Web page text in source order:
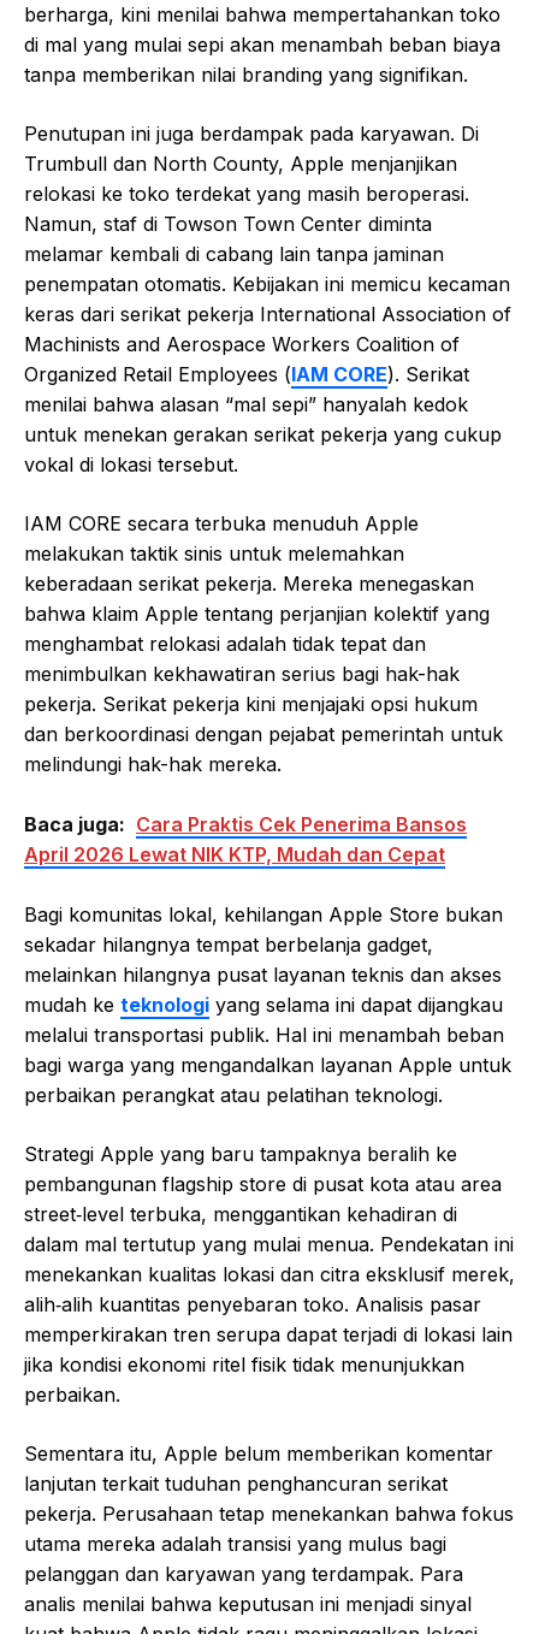
berharga, kini menilai bahwa mempertahankan toko
di mal yang mulai sepi akan menambah beban biaya
tanpa memberikan nilai branding yang signifikan.
Penutupan ini juga berdampak pada karyawan. Di
Trumbull dan North County, Apple menjanjikan
relokasi ke toko terdekat yang masih beroperasi.
Namun, staf di Towson Town Center diminta
melamar kembali di cabang lain tanpa jaminan
penempatan otomatis. Kebijakan ini memicu kecaman
keras dari serikat pekerja International Association of
Machinists and Aerospace Workers Coalition of
Organized Retail Employees (IAM CORE). Serikat
menilai bahwa alasan “mal sepi” hanyalah kedok
untuk menekan gerakan serikat pekerja yang cukup
vokal di lokasi tersebut.
IAM CORE secara terbuka menuduh Apple
melakukan taktik sinis untuk melemahkan
keberadaan serikat pekerja. Mereka menegaskan
bahwa klaim Apple tentang perjanjian kolektif yang
menghambat relokasi adalah tidak tepat dan
menimbulkan kekhawatiran serius bagi hak-hak
pekerja. Serikat pekerja kini menjajaki opsi hukum
dan berkoordinasi dengan pejabat pemerintah untuk
melindungi hak-hak mereka.
Baca juga: Cara Praktis Cek Penerima Bansos
April 2026 Lewat NIK KTP, Mudah dan Cepat
Bagi komunitas lokal, kehilangan Apple Store bukan
sekadar hilangnya tempat berbelanja gadget,
melainkan hilangnya pusat layanan teknis dan akses
mudah ke teknologi yang selama ini dapat dijangkau
melalui transportasi publik. Hal ini menambah beban
bagi warga yang mengandalkan layanan Apple untuk
perbaikan perangkat atau pelatihan teknologi.
Strategi Apple yang baru tampaknya beralih ke
pembangunan flagship store di pusat kota atau area
street‑level terbuka, menggantikan kehadiran di
dalam mal tertutup yang mulai menua. Pendekatan ini
menekankan kualitas lokasi dan citra eksklusif merek,
alih‑alih kuantitas penyebaran toko. Analisis pasar
memperkirakan tren serupa dapat terjadi di lokasi lain
jika kondisi ekonomi ritel fisik tidak menunjukkan
perbaikan.
Sementara itu, Apple belum memberikan komentar
lanjutan terkait tuduhan penghancuran serikat
pekerja. Perusahaan tetap menekankan bahwa fokus
utama mereka adalah transisi yang mulus bagi
pelanggan dan karyawan yang terdampak. Para
analis menilai bahwa keputusan ini menjadi sinyal